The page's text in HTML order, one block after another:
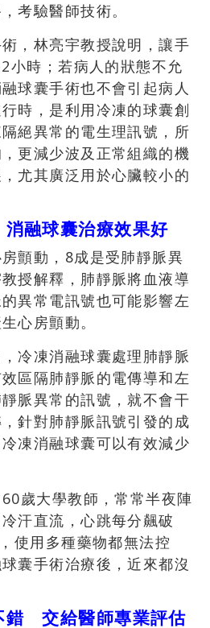
考驗醫師技術。
，林亮宇教授說明，讓手
小時；若病人的狀態不允
球囊手術也不會引起病人
時，是利用冷凍的球囊創
絕異常的電生理訊號，所
更減少波及正常組織的機
尤其廣泛用於心臟較小的
融球囊治療效果好
顫動，8成是受肺靜脈異
授解釋，肺靜脈將血液導
異常電訊號也可能影響左
心房顫動。
冷凍消融球囊處理肺靜脈
區隔肺靜脈的電傳導和左
脈異常的訊號，就不會干
針對肺靜脈訊號引發的成
凍消融球囊可以有效減少
歲大學教師，常常半夜陣
汗直流，心跳每分飆破
使用多種藥物都無法控
囊手術治療後，近來都沒
錯 交給醫師專業評估